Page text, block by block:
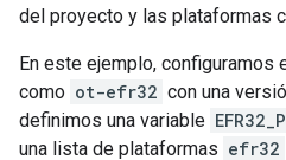
del proyecto y las plataformas
En este ejemplo, configuramos
como ot-efr32 con una
definimos una variable
una lista de plataformas efr32